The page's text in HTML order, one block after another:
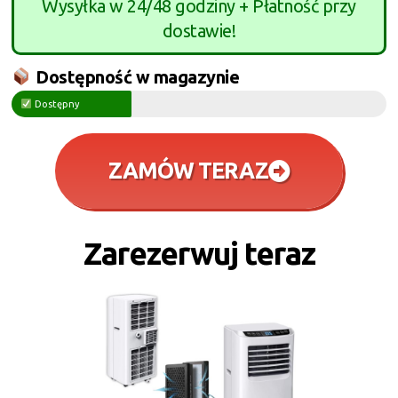
Wysyłka w 24/48 godziny + Płatność przy
dostawie!
Dostępność w magazynie
Dostępny
ZAMÓW TERAZ
Zarezerwuj teraz